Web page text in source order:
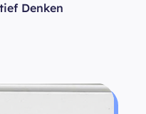
Denken